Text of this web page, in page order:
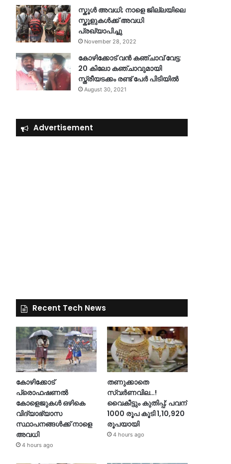
സ്കൂൾ അവധി; നാളെ ജില്ലയിലെ
സ്കൂളുകൾക്ക് അവധി
പ്രഖ്യാപിച്ചു
November 28, 2022
കോഴിക്കോട് വൻ കഞ്ചാവ് വേട്ട:
20 കിലോ കഞ്ചാവുമായി
സ്ത്രീയടക്കം രണ്ട് പേർ പിടിയിൽ
August 30, 2021
Advertisement
Recent Tech News
കോഴിക്കോട്
പ്രൊഫഷണൽ
കോളെജുകൾ ഒഴികെ
വിദ്യാഭ്യാസ
സ്ഥാപനങ്ങൾക്ക് നാളെ
അവധി
4 hours ago
തണുക്കാതെ
സ്വർണവില…!
വൈകീട്ടും കുതിപ്പ്; പവന്
1000 രൂപ കൂടി 1,10,920
രൂപയായി
4 hours ago